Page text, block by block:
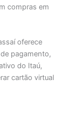
compras em
oferece
pagamento,
do Itaú,
cartão virtual